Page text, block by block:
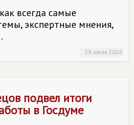
всегда самые
экспертные мнения,
28 июля 2026
подвел итоги
в Госдуме